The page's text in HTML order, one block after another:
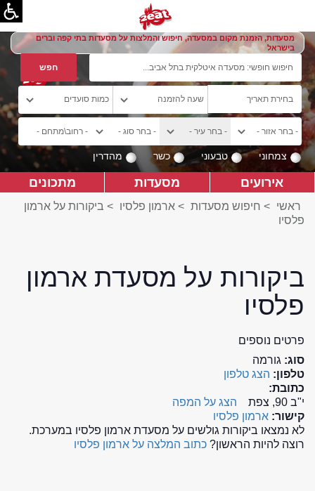
מסעדות, הזמנת מקום במסעדה, חיפוש והמלצות על מסעדות בתי קפה וברים
בישראל
צמחוני טבעוני כשר מהדרין
אירועים מסעדות מתכונים
ראשי > חיפוש מסעדות > ארמון פלסיו > ביקורות על ארמון
פלסיו
ביקורות על מסעדת ארמון
פלסיו
פרטים נוספים
סוג: גורמה
טלפון: הצג טלפון
כתובת:
י"ב 90, צפת
הצג על המפה
קישור: ארמון פלסיו
לא נמצאו ביקורות גולשים על מסעדת ארמון פלסיו במערכת.
רוצה להיות הראשון? כתוב המלצה על ארמון פלסיו